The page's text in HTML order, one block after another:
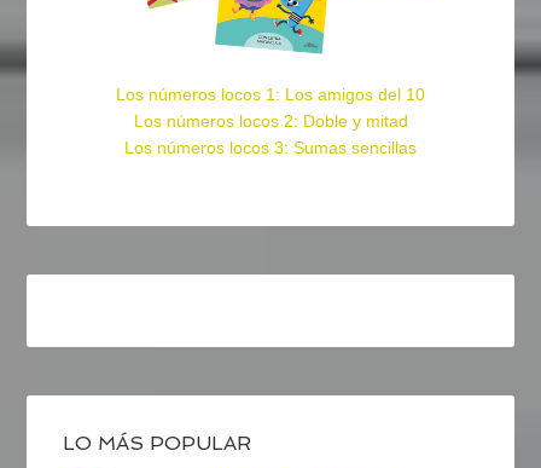
Los números locos 1: Los amigos del 10
Los números locos 2: Doble y mitad
Los números locos 3: Sumas sencillas
LO MÁS POPULAR